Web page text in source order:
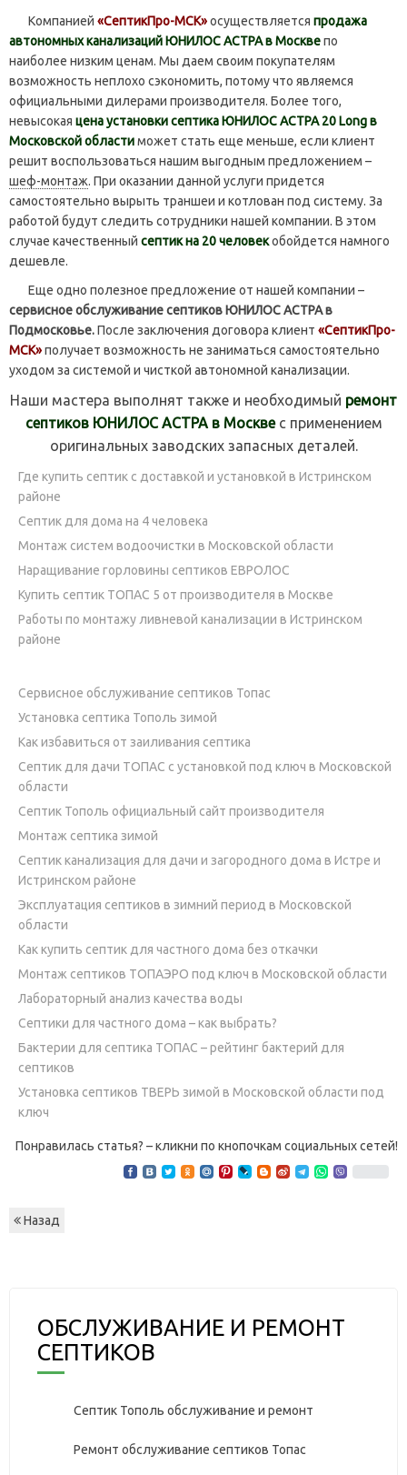
Компанией «СептикПро-МСК»осуществляется продажа
автономных канализаций ЮНИЛОС АСТРА в Москвепо
наиболее низким ценам. Мы даем своим покупателям
возможность неплохо сэкономить, потому что являемся
официальными дилерами производителя. Более того,
невысокая цена установки септика ЮНИЛОС АСТРА 20 Long в
Московской областиможет стать еще меньше, если клиент
решит воспользоваться нашим выгодным предложением –
шеф-монтаж. При оказании данной услуги придется
самостоятельно вырыть траншеи и котлован под систему. За
работой будут следить сотрудники нашей компании. В этом
случае качественный септик на 20 человекобойдется намного
дешевле.
Еще одно полезное предложение от нашей компании –
сервисное обслуживание септиков ЮНИЛОС АСТРА в
Подмосковье.После заключения договора клиент «СептикПро-
МСК»получает возможность не заниматься самостоятельно
уходом за системой и чисткой автономной канализации.
Наши мастера выполнят также и необходимый ремонт
септиков ЮНИЛОС АСТРА в Москве с применением
оригинальных заводских запасных деталей.
Где купить септик с доставкой и установкой в Истринском
районе
Септик для дома на 4 человека
Монтаж систем водоочистки в Московской области
Наращивание горловины септиков ЕВРОЛОС
Купить септик ТОПАС 5 от производителя в Москве
Работы по монтажу ливневой канализации в Истринском
районе
Сервисное обслуживание септиков Топас
Установка септика Тополь зимой
Как избавиться от заиливания септика
Септик для дачи ТОПАС с установкой под ключ в Московской
области
Септик Тополь официальный сайт производителя
Монтаж септика зимой
Септик канализация для дачи и загородного дома в Истре и
Истринском районе
Эксплуатация септиков в зимний период в Московской
области
Как купить септик для частного дома без откачки
Монтаж септиков ТОПАЭРО под ключ в Московской области
Лабораторный анализ качества воды
Септики для частного дома – как выбрать?
Бактерии для септика ТОПАС – рейтинг бактерий для
септиков
Установка септиков ТВЕРЬ зимой в Московской области под
ключ
Понравилась статья? – кликни по кнопочкам социальных сетей!
Назад
ОБСЛУЖИВАНИЕ И РЕМОНТ
СЕПТИКОВ
Септик Тополь обслуживание и ремонт
Ремонт обслуживание септиков Топас